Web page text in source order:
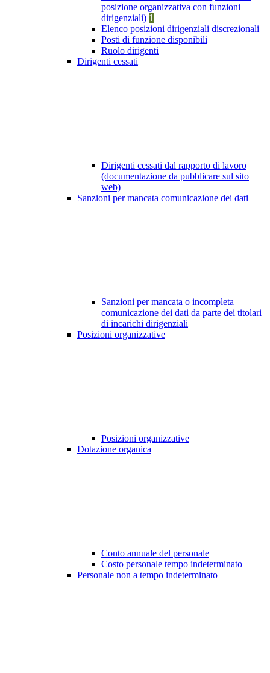
posizione organizzativa con funzioni
dirigenziali) 1
Elenco posizioni dirigenziali discrezionali
Posti di funzione disponibili
Ruolo dirigenti
Dirigenti cessati
Dirigenti cessati dal rapporto di lavoro
(documentazione da pubblicare sul sito
web)
Sanzioni per mancata comunicazione dei dati
Sanzioni per mancata o incompleta
comunicazione dei dati da parte dei titolari
di incarichi dirigenziali
Posizioni organizzative
Posizioni organizzative
Dotazione organica
Conto annuale del personale
Costo personale tempo indeterminato
Personale non a tempo indeterminato